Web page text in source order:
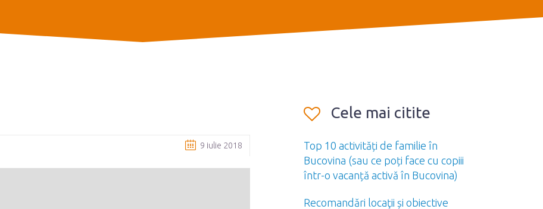
9 iulie 2018
Cele mai citite
Top 10 activități de familie în
Bucovina (sau ce poți face cu copiii
într-o vacanță activă în Bucovina)
Recomandări locaţii și obiective